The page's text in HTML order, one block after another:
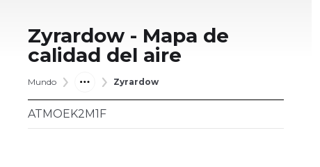
Zyrardow - Mapa de
calidad del aire
Mundo Zyrardow
ATMOEK2M1F